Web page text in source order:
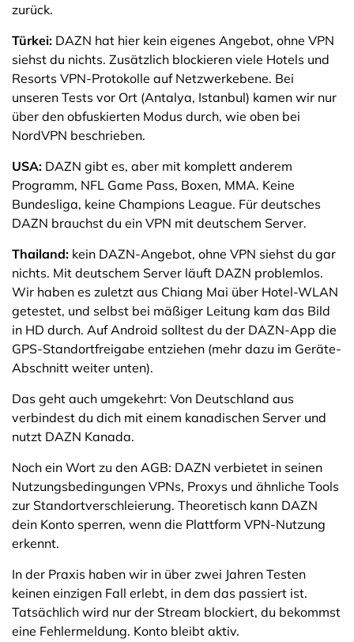
zurück.
Türkei: DAZN hat hier kein eigenes Angebot, ohne VPN
siehst du nichts. Zusätzlich blockieren viele Hotels und
Resorts VPN-Protokolle auf Netzwerkebene. Bei
unseren Tests vor Ort (Antalya, Istanbul) kamen wir nur
über den obfuskierten Modus durch, wie oben bei
NordVPN beschrieben.
USA: DAZN gibt es, aber mit komplett anderem
Programm, NFL Game Pass, Boxen, MMA. Keine
Bundesliga, keine Champions League. Für deutsches
DAZN brauchst du ein VPN mit deutschem Server.
Thailand: kein DAZN-Angebot, ohne VPN siehst du gar
nichts. Mit deutschem Server läuft DAZN problemlos.
Wir haben es zuletzt aus Chiang Mai über Hotel-WLAN
getestet, und selbst bei mäßiger Leitung kam das Bild
in HD durch. Auf Android solltest du der DAZN-App die
GPS-Standortfreigabe entziehen (mehr dazu im Geräte-
Abschnitt weiter unten).
Das geht auch umgekehrt: Von Deutschland aus
verbindest du dich mit einem kanadischen Server und
nutzt DAZN Kanada.
Noch ein Wort zu den AGB: DAZN verbietet in seinen
Nutzungsbedingungen VPNs, Proxys und ähnliche Tools
zur Standortverschleierung. Theoretisch kann DAZN
dein Konto sperren, wenn die Plattform VPN-Nutzung
erkennt.
In der Praxis haben wir in über zwei Jahren Testen
keinen einzigen Fall erlebt, in dem das passiert ist.
Tatsächlich wird nur der Stream blockiert, du bekommst
eine Fehlermeldung. Konto bleibt aktiv.